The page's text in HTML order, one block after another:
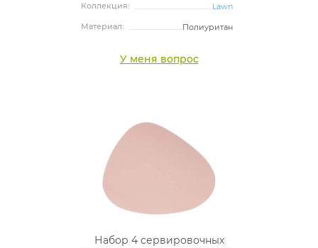
Коллекция:
Lawn
Материал:
Полиуритан
У меня вопрос
Набор 4 сервировочных